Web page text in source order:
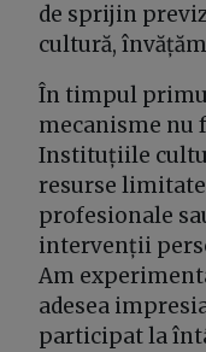
de sprijin
cultură,
În timpul
mecanisme nu
Instituțiile
resurse
profesionale
intervenții
Am
adesea
participat la